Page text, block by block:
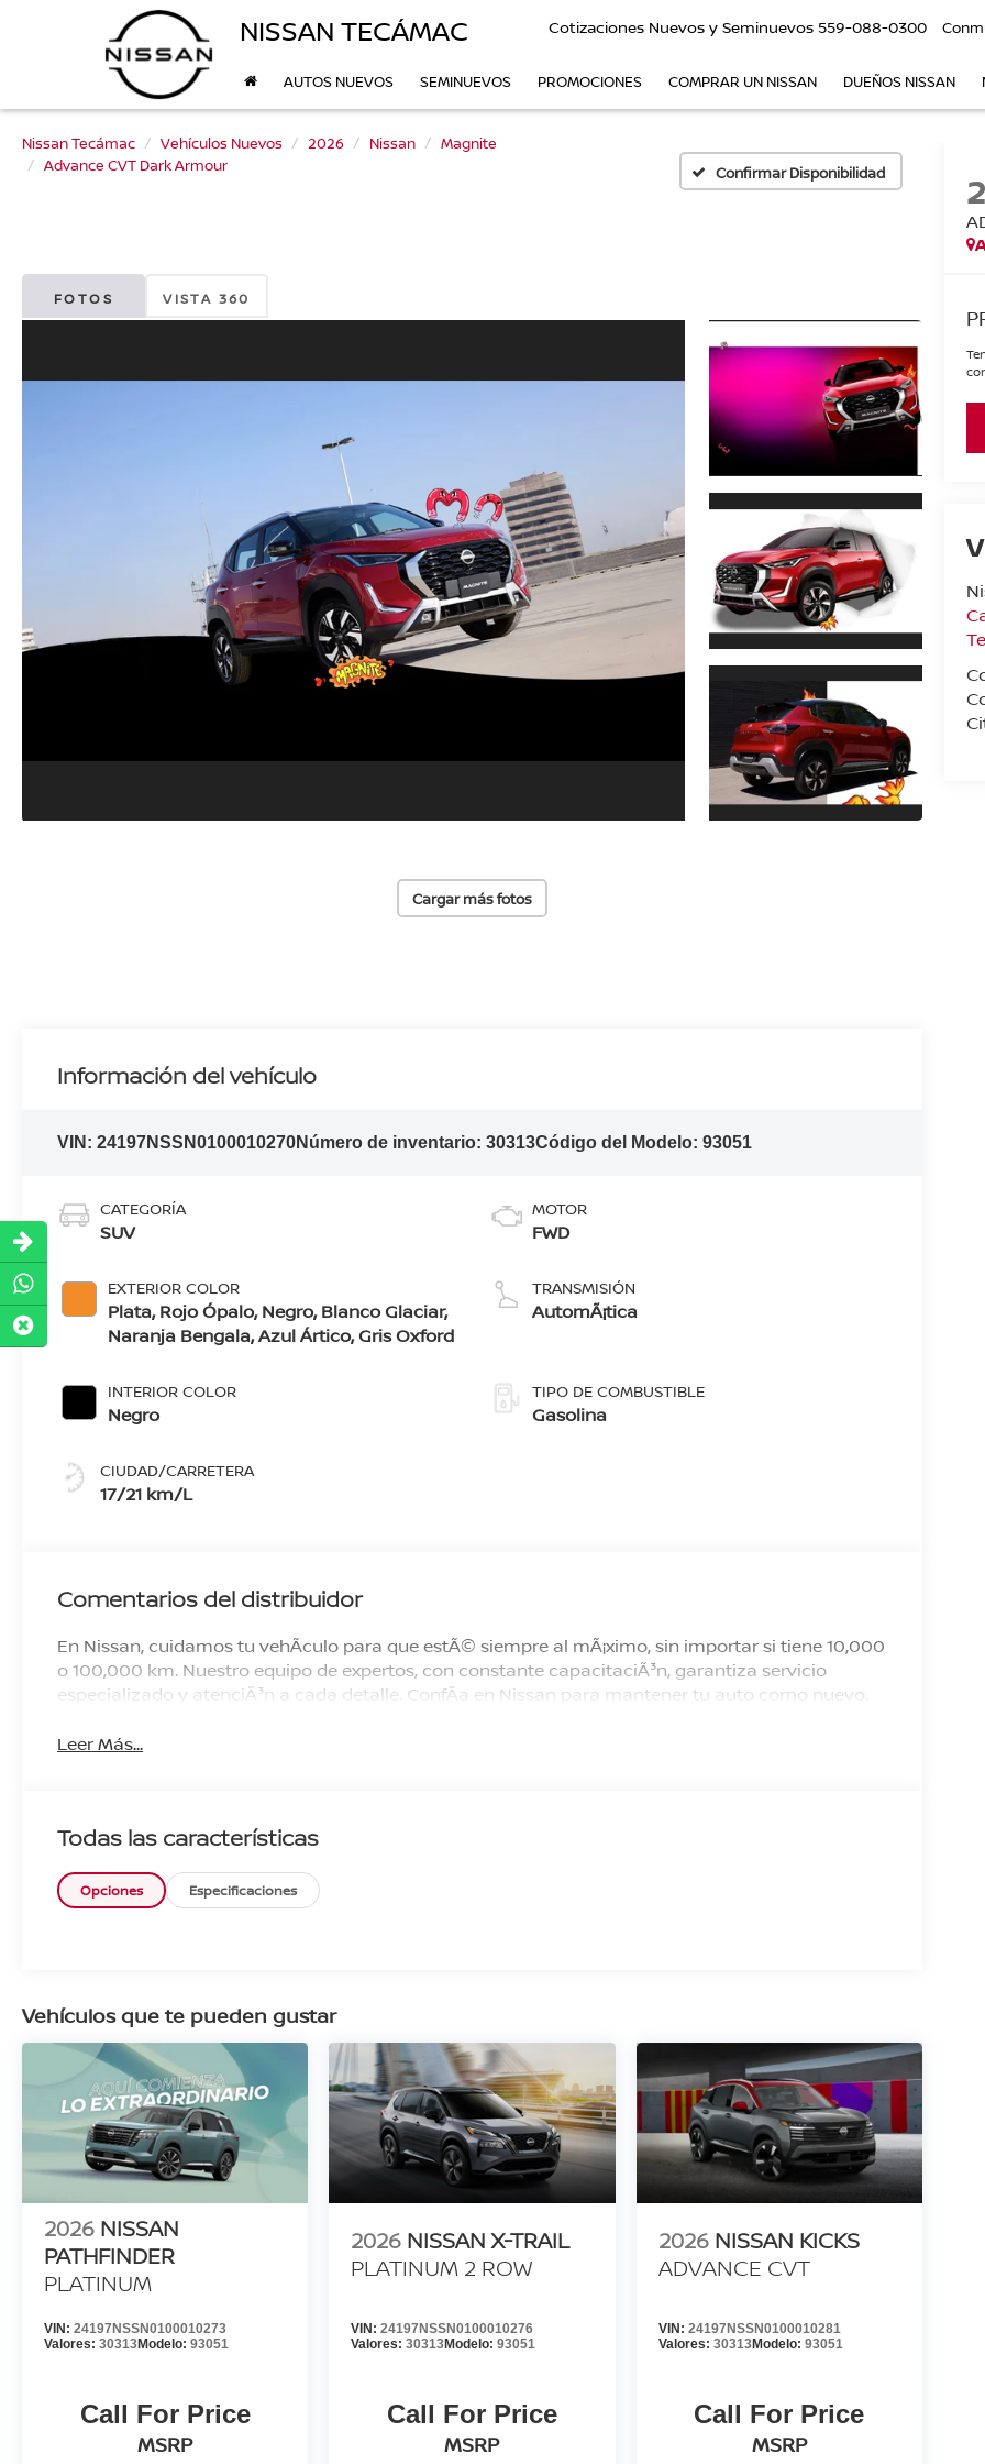
NISSAN TECÁMAC Cotizaciones Nuevos y Seminuevos 559-088-0300
AUTOS NUEVOS SEMINUEVOS PROMOCIONES COMPRAR UN NISSAN DUEÑOS NISSAN
Nissan Tecámac Vehículos Nuevos 2026 Nissan
Magnite
Advance CVT Dark Armour
Confirmar Disponibilidad
FOTOS VISTA 360
Cargar más fotos
Información del vehículo
VIN:24197NSSN0100010270Número de inventario:30313Código del Modelo:93051
CATEGORÍA
SUV
EXTERIOR COLOR
Plata, Rojo Ópalo, Negro, Blanco Glaciar,
Naranja Bengala, Azul Ártico, Gris Oxford
INTERIOR COLOR
Negro
CIUDAD/CARRETERA
17/21 km/L
MOTOR
FWD
TRANSMISIÓN
AutomÃ¡tica
TIPO DE COMBUSTIBLE
Gasolina
Comentarios del distribuidor
En Nissan, cuidamos tu vehÃ­culo para que estÃ© siempre al mÃ¡ximo, sin importar si tiene 10,000
o 100,000 km. Nuestro equipo de expertos, con constante capacitaciÃ³n, garantiza servicio
especializado y atenciÃ³n a cada detalle. ConfÃ­a en Nissan para mantener tu auto como nuevo.
Leer Más...
Todas las características
Opciones Especificaciones
Vehículos que te pueden gustar
2026 NISSAN
PATHFINDER
PLATINUM
VIN: 24197NSSN0100010273
Valores: 30313Modelo: 93051
Call For Price
MSRP
2026 NISSAN X-TRAIL
PLATINUM 2 ROW
VIN:24197NSSN0100010276
Valores:30313Modelo:93051
Call For Price
MSRP
2026 NISSAN KICKS
ADVANCE CVT
VIN: 24197NSSN0100010281
Valores: 30313Modelo: 93051
Call For Price
MSRP